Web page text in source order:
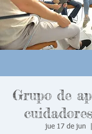
Grupo de
jue 17 de jun